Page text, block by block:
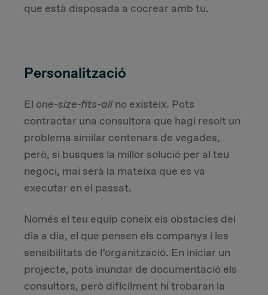
que està disposada a cocrear amb tu.
Personalització
El one-size-fits-allno existeix. Pots
contractar una consultora que hagi resolt un
problema similar centenars de vegades,
però, si busques la millor solució per al teu
negoci, mai serà la mateixa que es va
executar en el passat.
Només el teu equip coneix els obstacles del
dia a dia, el que pensen els companys i les
sensibilitats de l’organització. En iniciar un
projecte, pots inundar de documentació els
consultors, però difícilment hi trobaran la